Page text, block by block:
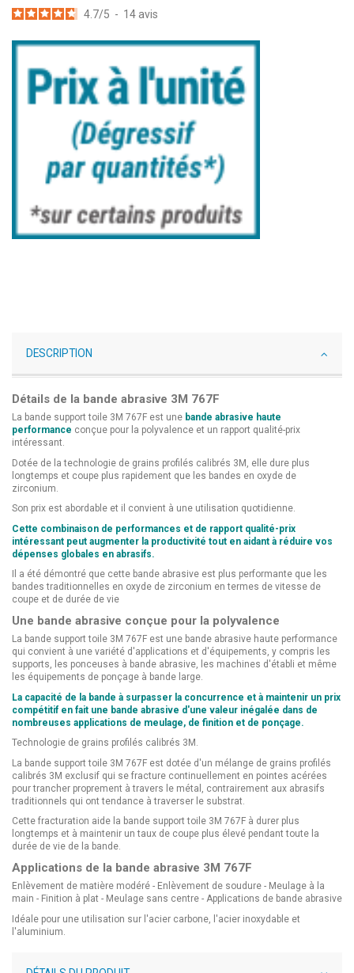
4.7/5 - 14 avis
DESCRIPTION
Détails de la bande abrasive 3M 767F
La bande support toile 3M 767F est une bande abrasive haute
performance conçue pour la polyvalence et un rapport qualité-prix
intéressant.
Dotée de la technologie de grains profilés calibrés 3M, elle dure plus
longtemps et coupe plus rapidement que les bandes en oxyde de
zirconium.
Son prix est abordable et il convient à une utilisation quotidienne.
Cette combinaison de performances et de rapport qualité-prix
intéressant peut augmenter la productivité tout en aidant à réduire vos
dépenses globales en abrasifs.
Il a été démontré que cette bande abrasive est plus performante que les
bandes traditionnelles en oxyde de zirconium en termes de vitesse de
coupe et de durée de vie
Une bande abrasive conçue pour la polyvalence
La bande support toile 3M 767F est une bande abrasive haute performance
qui convient à une variété d'applications et d'équipements, y compris les
supports, les ponceuses à bande abrasive, les machines d'établi et même
les équipements de ponçage à bande large.
La capacité de la bande à surpasser la concurrence et à maintenir un prix
compétitif en fait une bande abrasive d'une valeur inégalée dans de
nombreuses applications de meulage, de finition et de ponçage.
Technologie de grains profilés calibrés 3M.
La bande support toile 3M 767F est dotée d'un mélange de grains profilés
calibrés 3M exclusif qui se fracture continuellement en pointes acérées
pour trancher proprement à travers le métal, contrairement aux abrasifs
traditionnels qui ont tendance à traverser le substrat.
Cette fracturation aide la bande support toile 3M 767F à durer plus
longtemps et à maintenir un taux de coupe plus élevé pendant toute la
durée de vie de la bande.
Applications de la bande abrasive 3M 767F
Enlèvement de matière modéré - Enlèvement de soudure - Meulage à la
main - Finition à plat - Meulage sans centre - Applications de bande abrasive
Idéale pour une utilisation sur l'acier carbone, l'acier inoxydable et
l'aluminium.